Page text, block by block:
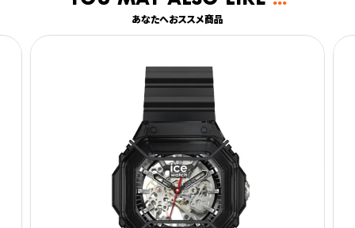
あなたへおススメ商品